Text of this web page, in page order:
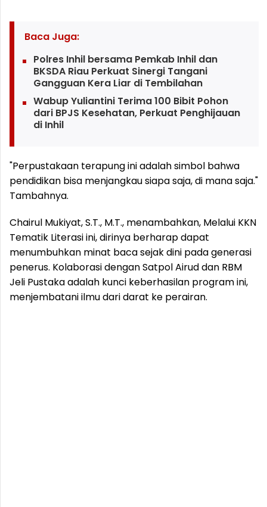
Baca Juga:
Polres Inhil bersama Pemkab Inhil dan
BKSDA Riau Perkuat Sinergi Tangani
Gangguan Kera Liar di Tembilahan
Wabup Yuliantini Terima 100 Bibit Pohon
dari BPJS Kesehatan, Perkuat Penghijauan
di Inhil
"Perpustakaan terapung ini adalah simbol bahwa
pendidikan bisa menjangkau siapa saja, di mana saja."
Tambahnya.
Chairul Mukiyat, S.T., M.T., menambahkan, Melalui KKN
Tematik Literasi ini, dirinya berharap dapat
menumbuhkan minat baca sejak dini pada generasi
penerus. Kolaborasi dengan Satpol Airud dan RBM
Jeli Pustaka adalah kunci keberhasilan program ini,
menjembatani ilmu dari darat ke perairan.